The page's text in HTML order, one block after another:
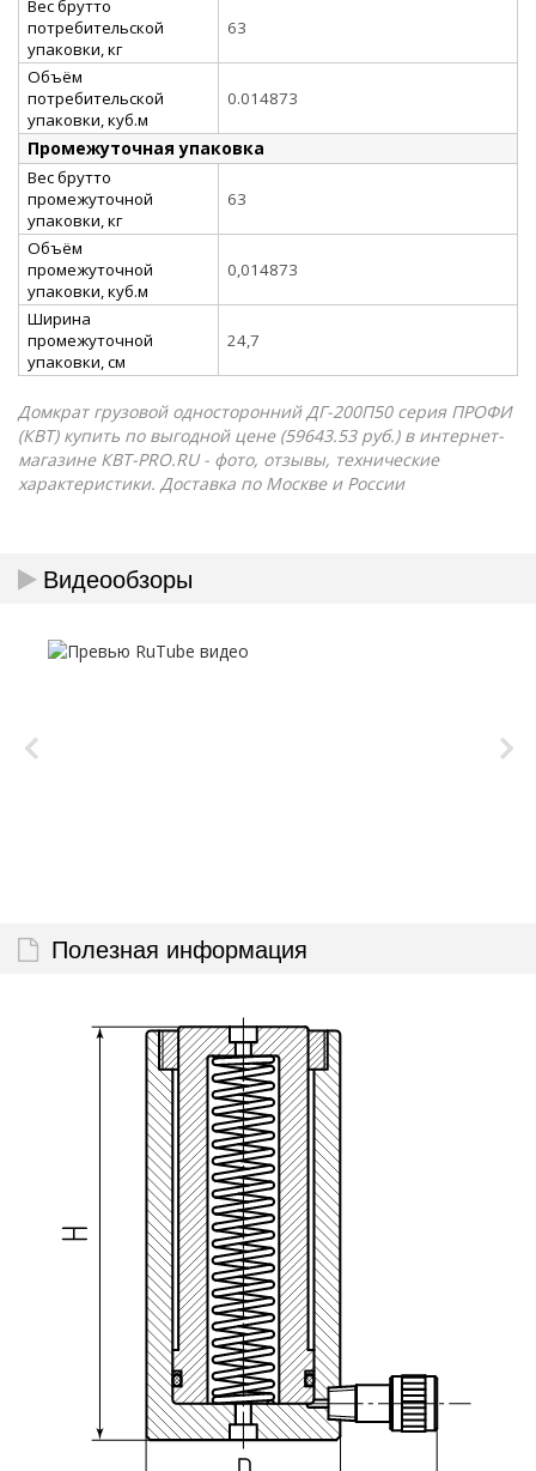
Вес брутто
потребительской
упаковки, кг
63
Объём
потребительской
упаковки, куб.м
0.014873
Промежуточная упаковка
Вес брутто
промежуточной
упаковки, кг
63
Объём
промежуточной
упаковки, куб.м
0,014873
Ширина
промежуточной
упаковки, см
24,7
Домкрат грузовой односторонний ДГ-200П50 серия ПРОФИ
(КВТ) купить по выгодной цене (59643.53 руб.) в интернет-
магазине КВТ-PRO.RU - фото, отзывы, технические
характеристики. Доставка по Москве и России
Видеообзоры
Полезная информация